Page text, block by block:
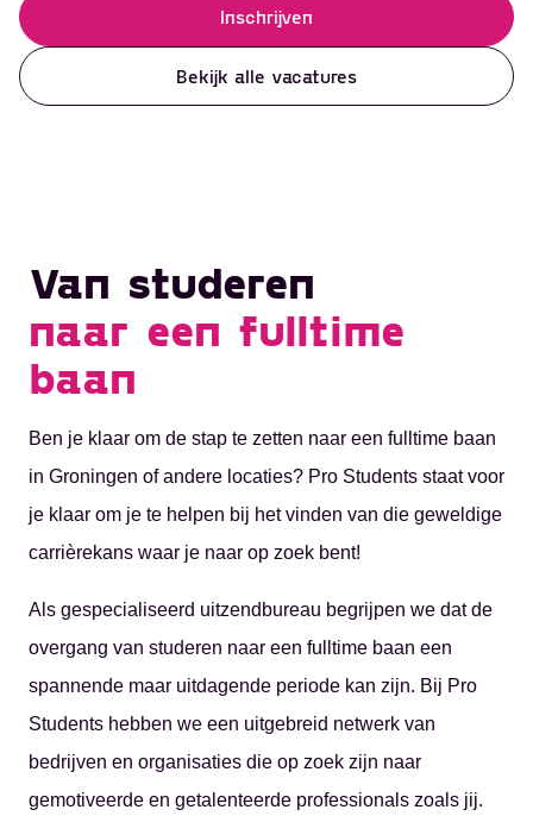
Groningen
Assen
Emmen
Schoonmaak
Inschrijven
Bekijk alle vacatures
Van studeren
naar een fulltime
baan
Ben je klaar om de stap te zetten naar een fulltime baan
in Groningen of andere locaties? Pro Students staat voor
je klaar om je te helpen bij het vinden van die geweldige
carrièrekans waar je naar op zoek bent!
Als gespecialiseerd uitzendbureau begrijpen we dat de
overgang van studeren naar een fulltime baan een
spannende maar uitdagende periode kan zijn. Bij Pro
Students hebben we een uitgebreid netwerk van
bedrijven en organisaties die op zoek zijn naar
gemotiveerde en getalenteerde professionals zoals jij.